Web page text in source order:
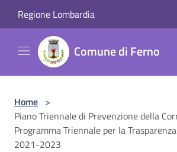
Regione Lombardia
Comune di Ferno
Home >
Piano Triennale di Prevenzione della
Programma Triennale per la
2021-2023